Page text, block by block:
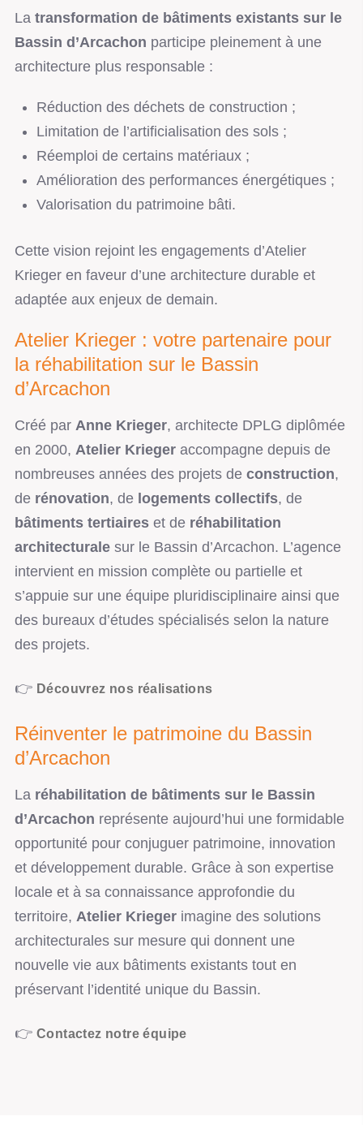
La transformation de bâtiments existants sur le
Bassin d’Arcachon participe pleinement à une
architecture plus responsable :
Réduction des déchets de construction ;
Limitation de l’artificialisation des sols ;
Réemploi de certains matériaux ;
Amélioration des performances énergétiques ;
Valorisation du patrimoine bâti.
Cette vision rejoint les engagements d’Atelier
Krieger en faveur d’une architecture durable et
adaptée aux enjeux de demain.
Atelier Krieger : votre partenaire pour
la réhabilitation sur le Bassin
d’Arcachon
Créé par Anne Krieger, architecte DPLG diplômée
en 2000, Atelier Krieger accompagne depuis de
nombreuses années des projets de construction,
de rénovation, de logements collectifs, de
bâtiments tertiaires et de réhabilitation
architecturale sur le Bassin d’Arcachon. L’agence
intervient en mission complète ou partielle et
s’appuie sur une équipe pluridisciplinaire ainsi que
des bureaux d’études spécialisés selon la nature
des projets.
👉 Découvrez nos réalisations
Réinventer le patrimoine du Bassin
d’Arcachon
La réhabilitation de bâtiments sur le Bassin
d’Arcachon représente aujourd’hui une formidable
opportunité pour conjuguer patrimoine, innovation
et développement durable. Grâce à son expertise
locale et à sa connaissance approfondie du
territoire, Atelier Krieger imagine des solutions
architecturales sur mesure qui donnent une
nouvelle vie aux bâtiments existants tout en
préservant l’identité unique du Bassin.
👉 Contactez notre équipe